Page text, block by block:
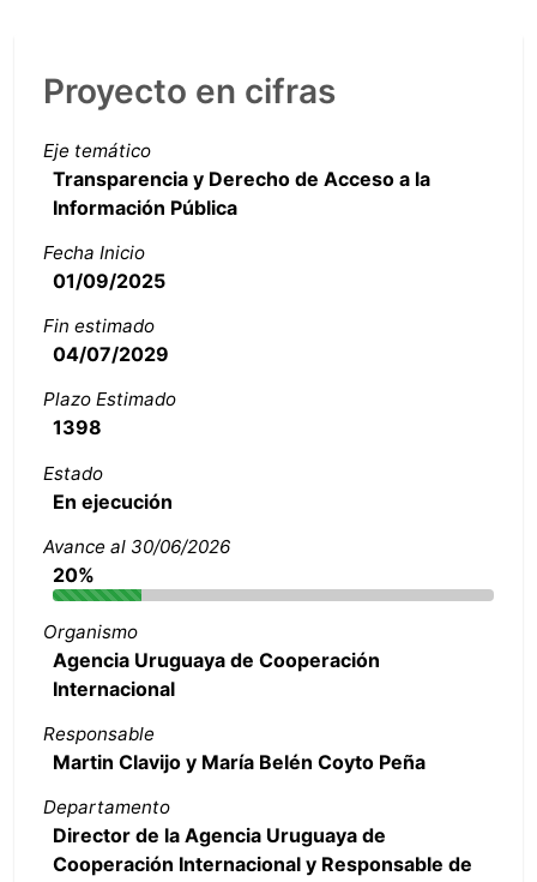
Proyecto en cifras
Eje temático
Transparencia y Derecho de Acceso a la
Información Pública
Fecha Inicio
01/09/2025
Fin estimado
04/07/2029
Plazo Estimado
1398
Estado
En ejecución
Avance al 30/06/2026
20%
Organismo
Agencia Uruguaya de Cooperación
Internacional
Responsable
Martin Clavijo y María Belén Coyto Peña
Departamento
Director de la Agencia Uruguaya de
Cooperación Internacional y Responsable de